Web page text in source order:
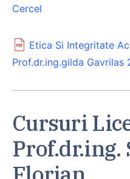
Cercel
Etica Si Integritate
Prof.dr.ing.gilda Gavrilas
Cursuri
Prof.dr.ing.